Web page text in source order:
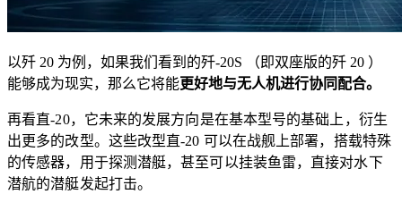
以歼 20 为例，如果我们看到的歼-20S （即双座版的歼 20 ）
能够成为现实，那么它将能更好地与无人机进行协同配合。
再看直-20，它未来的发展方向是在基本型号的基础上，衍生
出更多的改型。这些改型直-20 可以在战舰上部署，搭载特殊
的传感器，用于探测潜艇，甚至可以挂装鱼雷，直接对水下
潜航的潜艇发起打击。